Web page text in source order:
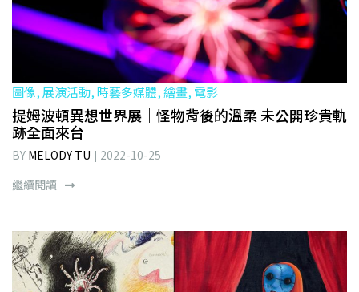
圖像, 展演活動, 時藝多媒體, 繪畫, 電影
提姆波頓異想世界展｜怪物背後的溫柔 未公開珍貴軌
跡全面來台
BY MELODY TU
2022-10-25
繼續閱讀